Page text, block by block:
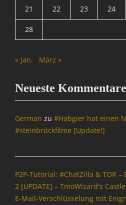
21 22 23 24
28
« Jan. März »
Neueste Kommentare
German zu #Habgier hat einen
#steinbrückfilme [Update!]
P2P-Tutorial: #ChatZilla & TOR
2 [UPDATE] – TmoWizard's Castle
E-Mail-Verschlüsselung mit